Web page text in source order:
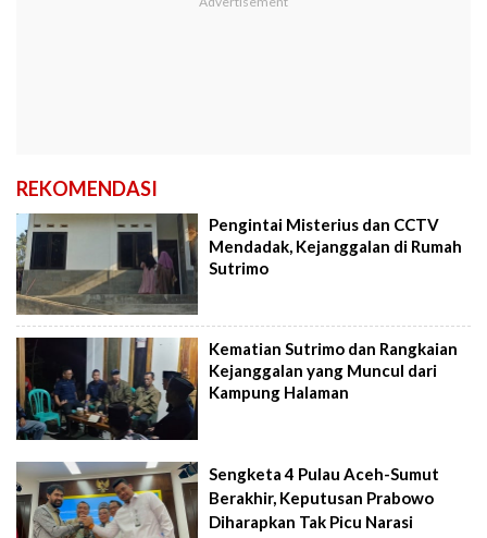
REKOMENDASI
Pengintai Misterius dan CCTV
Mendadak, Kejanggalan di Rumah
Sutrimo
Kematian Sutrimo dan Rangkaian
Kejanggalan yang Muncul dari
Kampung Halaman
Sengketa 4 Pulau Aceh-Sumut
Berakhir, Keputusan Prabowo
Diharapkan Tak Picu Narasi